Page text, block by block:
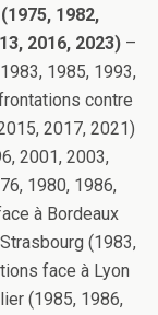
1982,
2016, 2023) –
1985, 1993,
contre
2017, 2021)
2001, 2003,
1980, 1986,
à Bordeaux
(1983,
face à Lyon
(1985, 1986,